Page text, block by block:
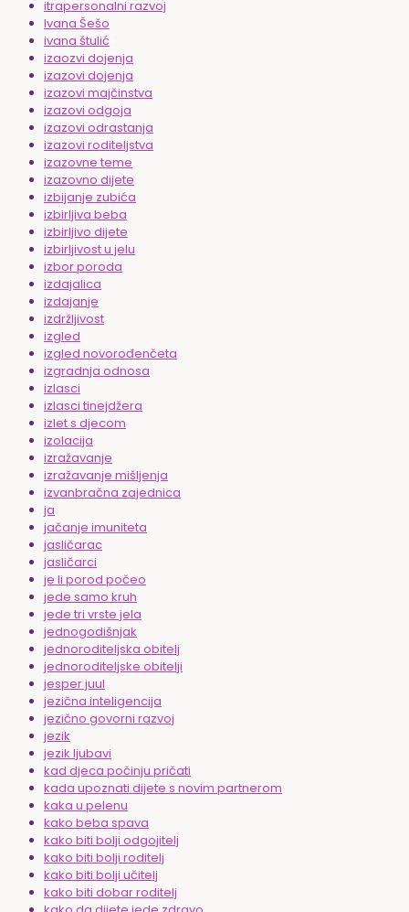
itrapersonalni razvoj
Ivana Šešo
ivana štulić
izaozvi dojenja
izazovi dojenja
izazovi majčinstva
izazovi odgoja
izazovi odrastanja
izazovi roditeljstva
izazovne teme
izazovno dijete
izbijanje zubića
izbirljiva beba
izbirljivo dijete
izbirljivost u jelu
izbor poroda
izdajalica
izdajanje
izdržljivost
izgled
izgled novorođenčeta
izgradnja odnosa
izlasci
izlasci tinejdžera
izlet s djecom
izolacija
izražavanje
izražavanje mišljenja
izvanbračna zajednica
ja
jačanje imuniteta
jasličarac
jasličarci
je li porod počeo
jede samo kruh
jede tri vrste jela
jednogodišnjak
jednoroditeljska obitelj
jednoroditeljske obitelji
jesper juul
jezična inteligencija
jezično govorni razvoj
jezik
jezik ljubavi
kad djeca počinju pričati
kada upoznati dijete s novim partnerom
kaka u pelenu
kako beba spava
kako biti bolji odgojitelj
kako biti bolji roditelj
kako biti bolji učitelj
kako biti dobar roditelj